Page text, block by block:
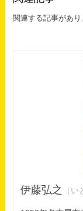
関連する記事があり
伊藤弘之 （